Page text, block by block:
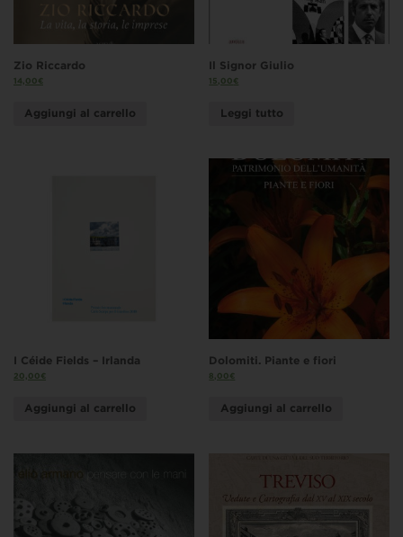
Zio Riccardo
14,00€
Aggiungi al carrello
Il Signor Giulio
15,00€
Leggi tutto
I Céide Fields – Irlanda
20,00€
Aggiungi al carrello
Dolomiti. Piante e fiori
8,00€
Aggiungi al carrello